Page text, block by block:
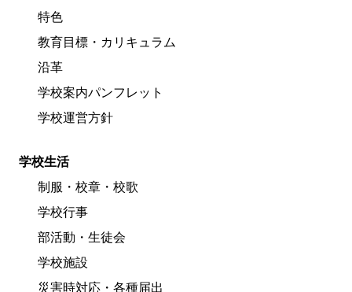
特色
教育目標・カリキュラム
沿革
学校案内パンフレット
学校運営方針
学校生活
制服・校章・校歌
学校行事
部活動・生徒会
学校施設
災害時対応・各種届出